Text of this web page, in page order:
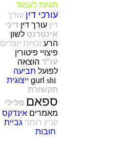
תגיות לעמוד
עורכי דין עורך
דין עורך דין דיני
אינטרנט לשון
הרע זכויות יוצרים
פיצויי פיטורין
עו"ד הוצאה
לפועל תביעה
ייצוגית gurl shi
תקשורת
ספאם פלילי
מאמרים אינדקס
קניין רוחני גביית
חובות